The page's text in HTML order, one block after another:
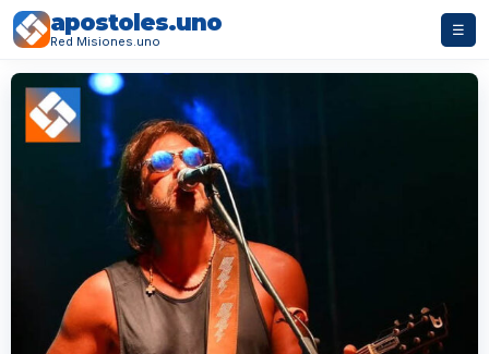
apostoles.uno
Red Misiones.uno
☰